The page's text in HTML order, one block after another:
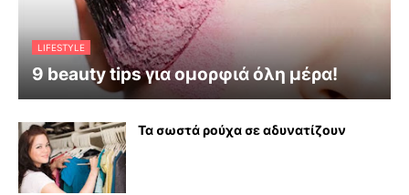
LIFESTYLE
9 beauty tips για ομορφιά όλη μέρα!
Τα σωστά ρούχα σε αδυνατίζουν